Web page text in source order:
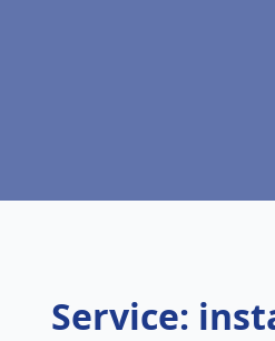
Service: